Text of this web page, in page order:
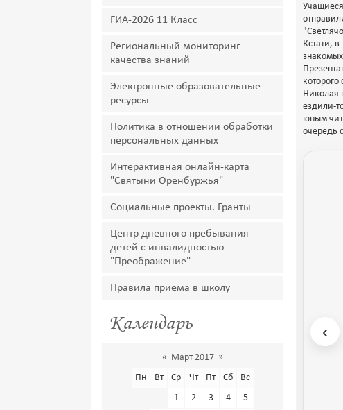
ГИА-2026 11 Класс
Региональный мониторинг
качества знаний
Электронные образовательные
ресурсы
Политика в отношении обработки
персональных данных
Интерактивная онлайн-карта
"Святыни Оренбуржья"
Социальные проекты. Гранты
Центр дневного пребывания
детей с инвалидностью
"Преображение"
Правила приема в школу
Календарь
« Март 2017 »
Пн
Вт Ср Чт Пт Сб
Вс
1
2 3 4
5
Кстати,
Николая
ездили-
юным
очередь
‹